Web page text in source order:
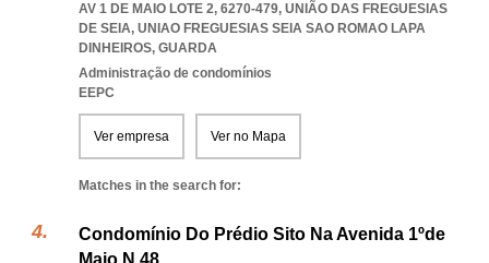
AV 1 DE MAIO LOTE 2, 6270-479, UNIÃO DAS FREGUESIAS
DE SEIA, UNIAO FREGUESIAS SEIA SAO ROMAO LAPA
DINHEIROS, GUARDA
Administração de condomínios
EEPC
Ver empresa Ver no Mapa
Matches in the search for:
Condomínio Do Prédio Sito Na Avenida 1ºde
Maio N.48